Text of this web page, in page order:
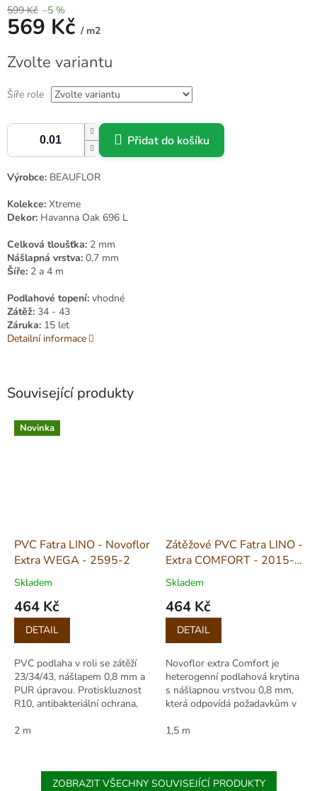
599 Kč –5 %
569 Kč / m2
cena:
Zvolte variantu
Šíře role
Přidat do košíku
Výrobce: BEAUFLOR
Kolekce: Xtreme
Dekor: Havanna Oak 696 L
Celková tloušťka: 2 mm
Nášlapná vrstva: 0,7 mm
Šíře: 2 a 4 m
Podlahové topení: vhodné
Zátěž: 34 - 43
Záruka: 15 let
Detailní informace
Související produkty
Novinka
PVC Fatra LINO - Novoflor
Extra WEGA - 2595-2
Skladem
464 Kč
Měrná
cena:
DETAIL
PVC podlaha v roli se zátěží
23/34/43, nášlapem 0,8 mm a
PUR úpravou. Protiskluznost
R10, antibakteriální ochrana,
veřejné prostory.
2 m
Zátěžové PVC Fatra LINO -
Extra COMFORT - 2015-
55 šíře 1,5m
Skladem
464 Kč
Měrná
cena:
DETAIL
Novoflor extra Comfort je
heterogenní podlahová krytina
s nášlapnou vrstvou 0,8 mm,
která odpovídá požadavkům v
lehkému průmyslu.Díky
1,5 m
ZOBRAZIT VŠECHNY SOUVISEJÍCÍ PRODUKTY